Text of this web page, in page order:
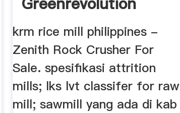
krm rice mill philippines -
Zenith Rock Crusher For
Sale. spesifikasi attrition
mills; lks lvt classifer for raw
mill; sawmill yang ada di kab